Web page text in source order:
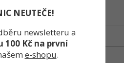
NEUTEČE!
newsletteru a
100 Kč na první
e-shopu.